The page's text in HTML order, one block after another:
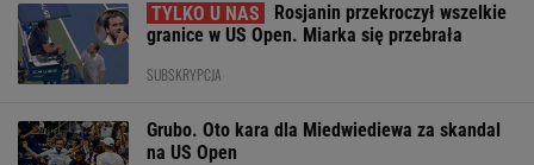
Rosjanin przekroczył wszelkie
granice w US Open. Miarka się przebrała
SUBSKRYPCJA
Grubo. Oto kara dla Miedwiediewa za skandal
na US Open